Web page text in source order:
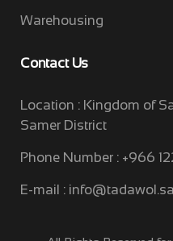
Warehousing
Contact Us
Location : Kingdom of
Samer District
Phone Number : +966
E-mail : info@tadawol.sa